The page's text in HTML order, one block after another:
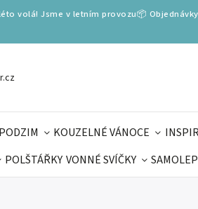
volá! Jsme v letním provozu📦
PODZIM KOUZELNÉ VÁNOCE
POLŠTÁŘKY VONNÉ SVÍČKY